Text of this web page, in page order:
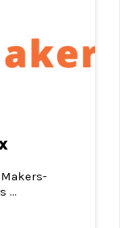
...